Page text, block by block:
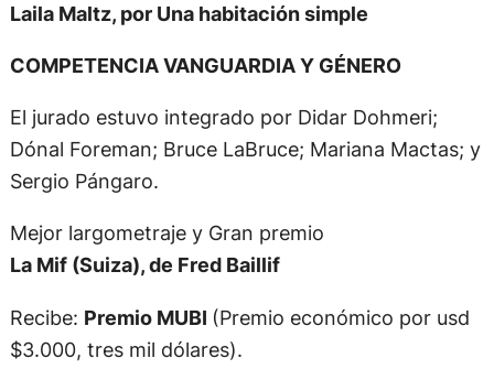
Laila Maltz, por Una habitación simple
COMPETENCIA VANGUARDIA Y GÉNERO
El jurado estuvo integrado por Didar Dohmeri;
Dónal Foreman; Bruce LaBruce; Mariana Mactas; y
Sergio Pángaro.
Mejor largometraje y Gran premio
La Mif (Suiza), de Fred Baillif
Recibe: Premio MUBI (Premio económico por usd
$3.000, tres mil dólares).